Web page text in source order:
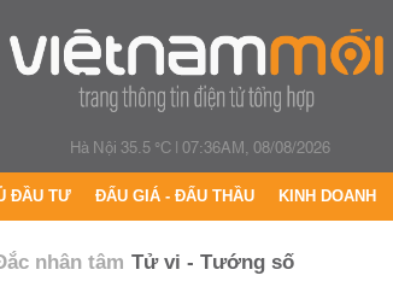
Hà Nội 35.5 °C|07:36AM, 08/08/2026
ĐẦU TƯ ĐẤU GIÁ - ĐẤU THẦU KINH DOANH
nhân tâm Tử vi - Tướng số